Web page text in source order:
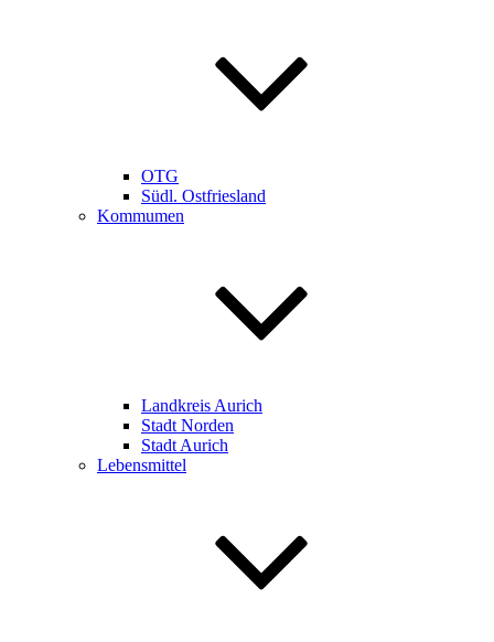
OTG
Südl. Ostfriesland
Kommumen
Landkreis Aurich
Stadt Norden
Stadt Aurich
Lebensmittel